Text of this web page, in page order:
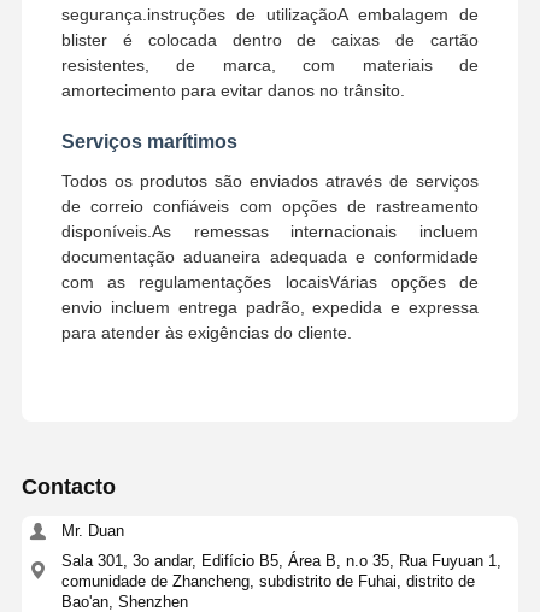
segurança.instruções de utilizaçãoA embalagem de
blister é colocada dentro de caixas de cartão
resistentes, de marca, com materiais de
amortecimento para evitar danos no trânsito.
Serviços marítimos
Todos os produtos são enviados através de serviços
de correio confiáveis com opções de rastreamento
disponíveis.As remessas internacionais incluem
documentação aduaneira adequada e conformidade
com as regulamentações locaisVárias opções de
envio incluem entrega padrão, expedida e expressa
para atender às exigências do cliente.
Contacto
Mr. Duan
Sala 301, 3o andar, Edifício B5, Área B, n.o 35, Rua Fuyuan 1,
comunidade de Zhancheng, subdistrito de Fuhai, distrito de
Bao'an, Shenzhen